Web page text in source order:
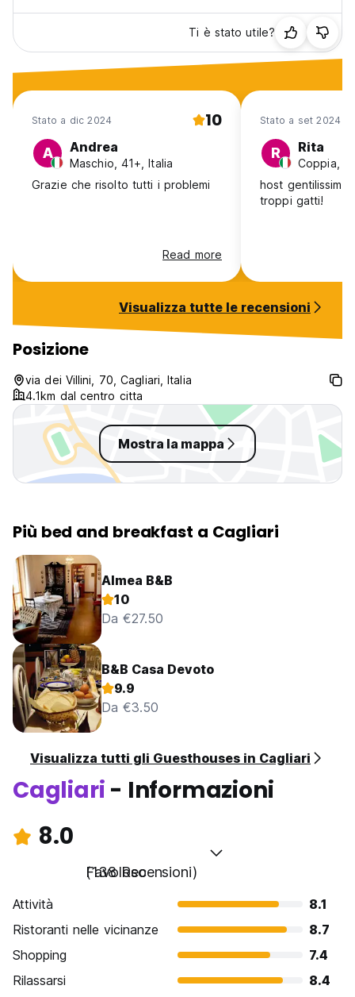
Ti è stato utile?
Stato a dic 2024 10
A Andrea
Maschio, 41+, Italia
Grazie che risolto tutti i problemi
Read more
Stato a set 2024
R Rita
Coppia,
host gentilissima
troppi gatti!
Visualizza tutte le recensioni
Posizione
via dei Villini, 70, Cagliari, Italia
4.1km dal centro citta
Mostra la mappa
Più bed and breakfast a Cagliari
Almea B&B
10
Da €27.50
B&B Casa Devoto
9.9
Da €3.50
Visualizza tutti gli Guesthouses in Cagliari
Cagliari - Informazioni
8.0
Favoloso
(138 Recensioni)
Attività
8.1
Ristoranti nelle vicinanze
8.7
Shopping
7.4
Rilassarsi
8.4